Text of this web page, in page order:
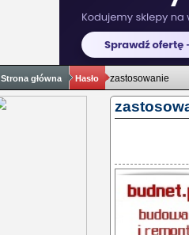
Strona główna Hasło zastosowanie